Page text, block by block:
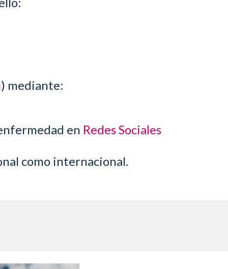
) mediante:
en Redes Sociales
como internacional.